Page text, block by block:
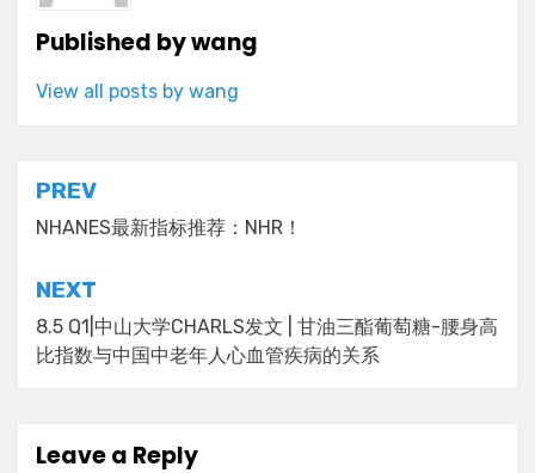
Published bywang
View all posts by wang
Post
navigation
PREV
NHANES最新指标推荐：NHR！
NEXT
8.5 Q1|中山大学CHARLS发文 | 甘油三酯葡萄糖-腰身高
比指数与中国中老年人心血管疾病的关系
Leave a Reply